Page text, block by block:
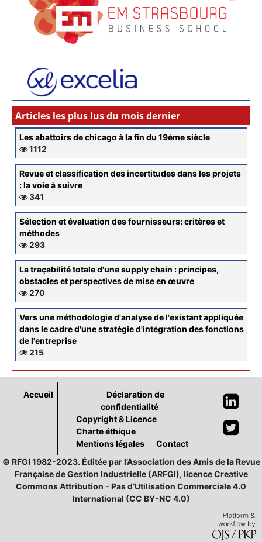
Articles les plus lus du mois dernier
Les abattoirs de chicago à la fin du 19ème siècle
1112
Revue et classification des incertitudes dans les projets
: la voie à suivre
341
Sélection et évaluation des fournisseurs: critères et
méthodes
293
La traçabilité totale d'une supply chain : principes,
obstacles et perspectives de mise en œuvre
270
Vers une méthodologie d'analyse de l'existant appliquée
dans le cadre d'une stratégie d'intégration des fonctions
de l'entreprise
215
Accueil
Déclaration de
confidentialité
Copyright & Licence
Charte éthique
Mentions légales
Contact
© RFGI 1982-2023. Éditée par l’Association des Amis de la Revue
Française de Gestion Industrielle (ARFGI), licence Creative
Commons Attribution - Pas d’Utilisation Commerciale 4.0
International (CC BY-NC 4.0)